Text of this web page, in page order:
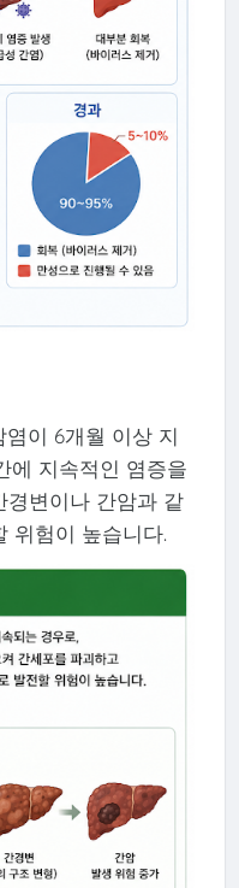
이 6개월 이상 지
에 지속적인 염증을
경변이나 간암과 같
위험이 높습니다.